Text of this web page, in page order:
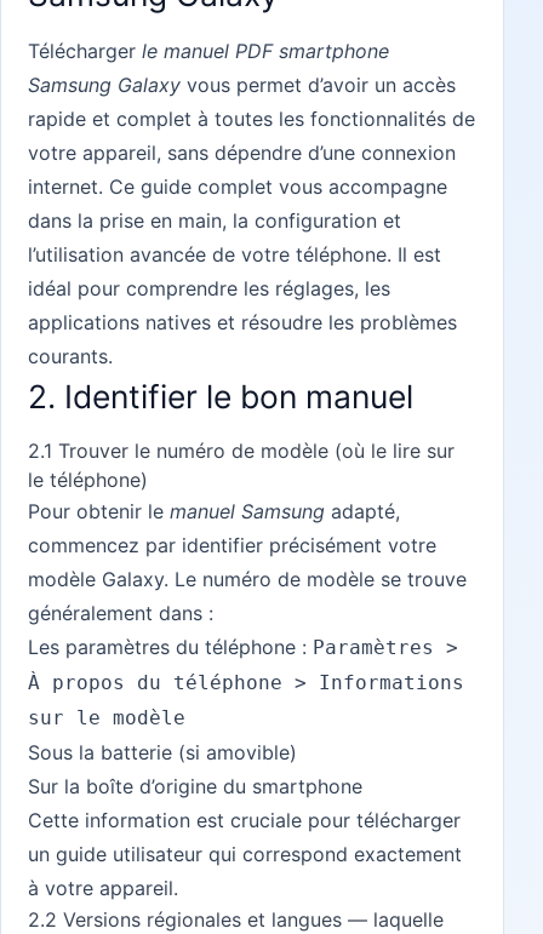
Téléchargerle manuel PDF smartphone
Samsung Galaxy vous permet d’avoir un accès
rapide et complet à toutes les fonctionnalités de
votre appareil, sans dépendre d’une connexion
internet. Ce guide complet vous accompagne
dans la prise en main, la configuration et
l’utilisation avancée de votre téléphone. Il est
idéal pour comprendre les réglages, les
applications natives et résoudre les problèmes
courants.
2. Identifier le bon manuel
2.1 Trouver le numéro de modèle (où le lire sur
le téléphone)
Pour obtenir lemanuel Samsung adapté,
commencez par identifier précisément votre
modèle Galaxy. Le numéro de modèle se trouve
généralement dans :
Les paramètres du téléphone : Paramètres >
À propos du téléphone > Informations
sur le modèle
Sous la batterie (si amovible)
Sur la boîte d’origine du smartphone
Cette information est cruciale pour télécharger
un guide utilisateur qui correspond exactement
à votre appareil.
2.2 Versions régionales et langues — laquelle